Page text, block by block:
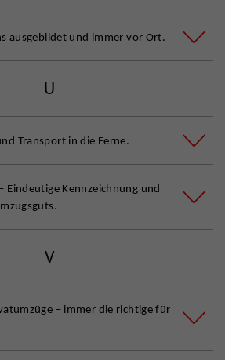
ausgebildet und immer vor Ort.
U
Transport in die Ferne.
Eindeutige Kennzeichnung und
V
– immer die richtige für